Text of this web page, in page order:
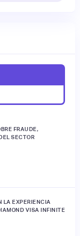
FRAUDE,
SECTOR
LA EXPERIENCIA
VISA INFINITE